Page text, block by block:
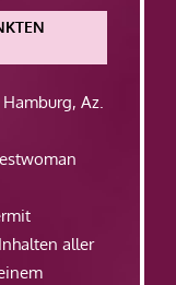
Az.
aller